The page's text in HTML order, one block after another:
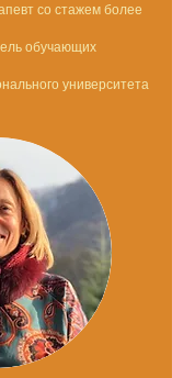
со стажем более
обучающих
университета